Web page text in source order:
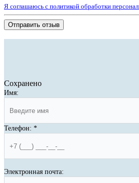
Я соглашаюсь с политикой обработки
Отправить отзыв
Сохранено
Имя:
Телефон: *
Электронная почта: